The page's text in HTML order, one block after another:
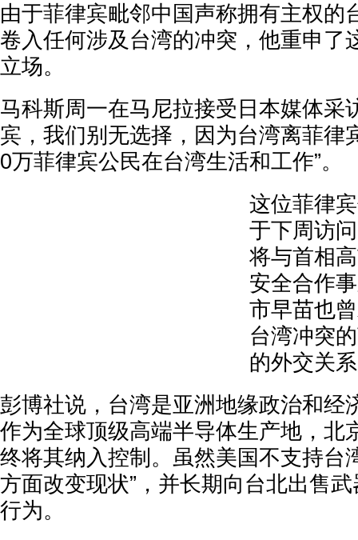
由于菲律宾毗邻中国声称拥有主权的
卷入任何涉及台湾的冲突，他重申了
立场。
马科斯周一在马尼拉接受日本媒体采
宾，我们别无选择，因为台湾离菲律
0万菲律宾公民在台湾生活和工作”。
这位菲律
于下周访
将与首相
安全合作
市早苗也
台湾冲突
的外交关
彭博社说，台湾是亚洲地缘政治和经
作为全球顶级高端半导体生产地，北
终将其纳入控制。虽然美国不支持台
方面改变现状”，并长期向台北出售
行为。